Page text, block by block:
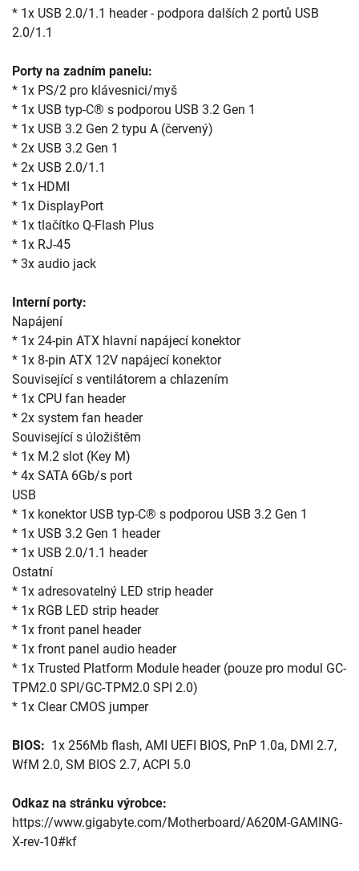
* 1x USB 2.0/1.1 header - podpora dalších 2 portů USB
2.0/1.1
Porty na zadním panelu:
* 1x PS/2 pro klávesnici/myš
* 1x USB typ-C® s podporou USB 3.2 Gen 1
* 1x USB 3.2 Gen 2 typu A (červený)
* 2x USB 3.2 Gen 1
* 2x USB 2.0/1.1
* 1x HDMI
* 1x DisplayPort
* 1x tlačítko Q-Flash Plus
* 1x RJ-45
* 3x audio jack
Interní porty:
Napájení
* 1x 24-pin ATX hlavní napájecí konektor
* 1x 8-pin ATX 12V napájecí konektor
Související s ventilátorem a chlazením
* 1x CPU fan header
* 2x system fan header
Související s úložištěm
* 1x M.2 slot (Key M)
* 4x SATA 6Gb/s port
USB
* 1x konektor USB typ-C® s podporou USB 3.2 Gen 1
* 1x USB 3.2 Gen 1 header
* 1x USB 2.0/1.1 header
Ostatní
* 1x adresovatelný LED strip header
* 1x RGB LED strip header
* 1x front panel header
* 1x front panel audio header
* 1x Trusted Platform Module header (pouze pro modul GC-
TPM2.0 SPI/GC-TPM2.0 SPI 2.0)
* 1x Clear CMOS jumper
BIOS: 1x 256Mb flash, AMI UEFI BIOS, PnP 1.0a, DMI 2.7,
WfM 2.0, SM BIOS 2.7, ACPI 5.0
Odkaz na stránku výrobce:
https://www.gigabyte.com/Motherboard/A620M-GAMING-
X-rev-10#kf